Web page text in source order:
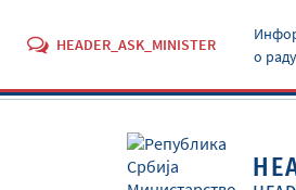
HEADER_ASK_MINISTER
о раду